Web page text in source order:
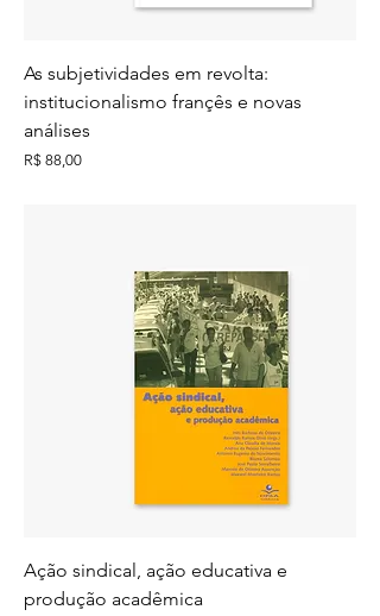
As subjetividades em revolta:
institucionalismo françês e novas
análises
Preço
R$ 88,00
Ação sindical, ação educativa e
produção acadêmica